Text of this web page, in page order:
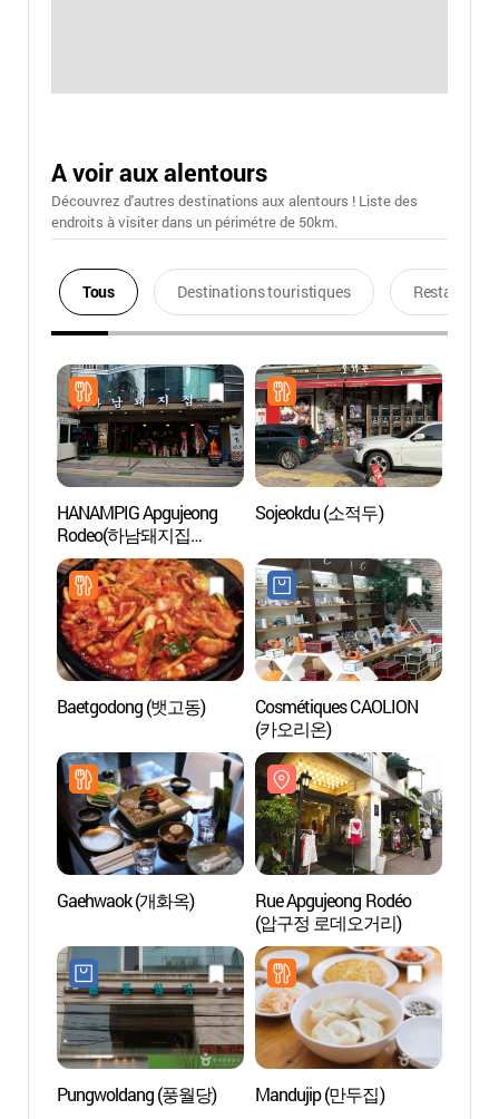
A voir aux alentours
Découvrez d'autres destinations aux alentours ! Liste des
endroits à visiter dans un périmétre de 50km.
Tous Destinations touristiques Restaurants
HANAMPIG Apgujeong
Rodeo(하남돼지집
압구정로데오)
Sojeokdu (소적두)
Baetgodong (뱃고동)
Cosmétiques CAOLION
(카오리온)
Gaehwaok (개화옥)
Rue Apgujeong Rodéo
(압구정 로데오거리)
Pungwoldang (풍월당) Mandujip (만두집)